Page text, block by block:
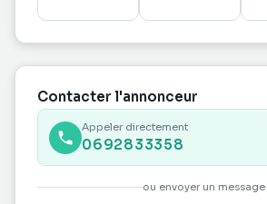
Contacter l'annonceur
Appeler directement
0692833358
ou envoyer un message